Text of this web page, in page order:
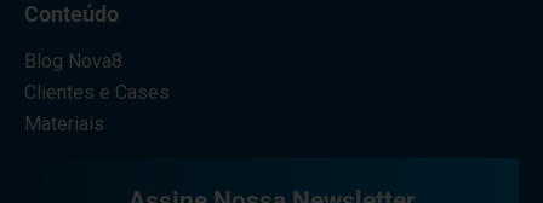
Conteúdo
Blog Nova8
Clientes e Cases
Materiais